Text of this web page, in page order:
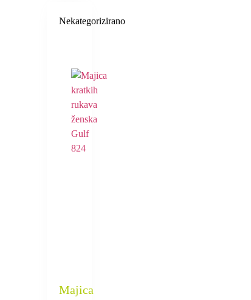
Nekategorizirano
Majica